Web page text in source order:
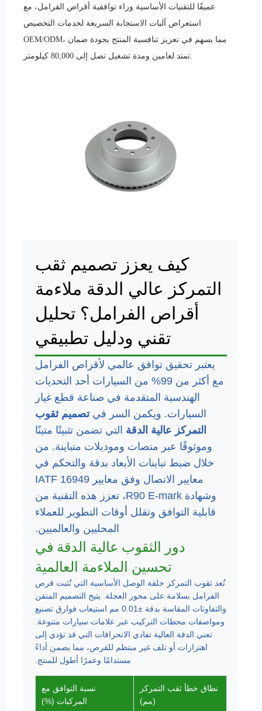
عميقًا للتقنيات الأساسية وراء توافقية أقراص الفرامل، مع
استعراض آليات الاستجابة السريعة لخدمات التخصيص
OEM/ODM، مما يسهم في تعزيز تنافسية المنتج بجودة ضمان
تمتد لعامين ومدة تشغيل تصل إلى 80,000 كيلومتر.
كيف يعزز تصميم ثقب
التمركز عالي الدقة ملاءمة
أقراص الفرامل؟ تحليل
تقني ودليل تطبيقي
يعتبر تحقيق توافق عالمي لأقراص الفرامل
مع أكثر من 99% من السيارات أحد التحديات
الهندسية المتقدمة في صناعة قطع غيار
السيارات. ويكمن السر فيتصميم ثقوب
التمركز عالية الدقة التي تضمن تثبيتًا متينًا
وموثوقًا عبر منصات وموديلات متباينة. من
خلال ضبط تباينات الأبعاد بدقة والتحكم في
معايير الاتصال وفق معايير IATF 16949
وشهادة R90 E-mark، تعزز هذه التقنية من
قابلية التوافق وتقلل أوقات التطوير للعملاء
المحليين والعالميين.
دور الثقوب عالية الدقة في
تحسين الملاءمة العالمية
تُعد ثقوب التمركز حلقة الوصل الأساسية التي تُثبت قرص
الفرامل بسلامة على محور العجلة. يتيح التصميم المتقن
والتفاوتات المقاسة بدقة ±0.01 مم استيعاب فوارق تصنيع
ومواصفات محطات التركيب عبر علامات سيارات متنوعة.
تعني الدقة العالية تفادي الانحرافات التي قد تؤدي إلى
اهتزازات أو تلف غير منتظم للقرص، مما يضمن أداءً
مستدامًا وعمرًا أطول للمنتج.
نطاق خطأ ثقب التمركز
(مم)
نسبة التوافق مع
المركبات (%)